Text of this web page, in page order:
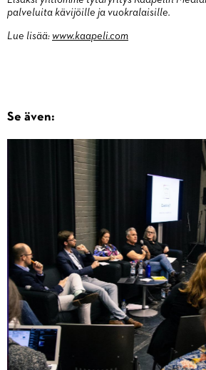
palveluita kävijöille ja vuokralaisille.
Lue lisää: www.kaapeli.com
Se även: